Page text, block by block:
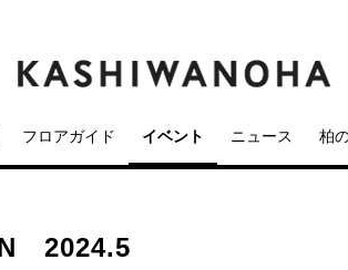
フロアガイド イベント ニュース 柏
2024.5